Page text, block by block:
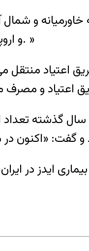
و
و اروپایی شرقی در حال افزایش است. »
در این مناطق ۸۰ درصد از طریق
گذشته تعداد